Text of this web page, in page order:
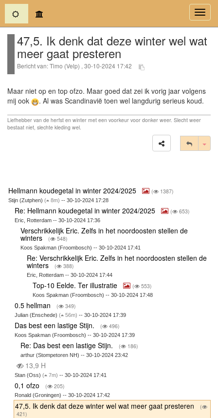
(current)
47,5. Ik denk dat deze winter wel wat
meer gaat presteren
Bericht van: Timo (Velp) , 30-10-2024 17:42
Maar niet op en top ofzo. Maar goed dat zei ik vorig jaar volgens
mij ook
. Al was Scandinavië toen wel langdurig serieus koud.
Liefhebber van de herfst en winter met een voorkeur voor donker weer. Slecht weer
bestaat niet, slechte kleding wel.
Hellmann koudegetal in winter 2024/2025 ( 1387)
Stijn (Zutphen) ( 8m) -- 30-10-2024 17:28
Re: Hellmann koudegetal in winter 2024/2025 ( 653)
Eric, Rotterdam -- 30-10-2024 17:36
Verschrikkelijk Eric. Zelfs in het noordoosten stellen de
winters ( 548)
Koos Spakman (Froombosch) -- 30-10-2024 17:41
Re: Verschrikkelijk Eric. Zelfs in het noordoosten stellen de
winters ( 388)
Eric, Rotterdam -- 30-10-2024 17:44
Top-10 Eelde. Ter illustratie ( 553)
Koos Spakman (Froombosch) -- 30-10-2024 17:48
0.5 hellman ( 349)
Julian (Enschede) ( 56m) -- 30-10-2024 17:39
Das best een lastige Stijn. ( 496)
Koos Spakman (Froombosch) -- 30-10-2024 17:39
Re: Das best een lastige Stijn. ( 186)
arthur (Stompetoren NH) -- 30-10-2024 23:42
13,9 H
Stan (Oss) ( 7m) -- 30-10-2024 17:41
0,1 ofzo ( 205)
Ronald (Groningen) -- 30-10-2024 17:42
47,5. Ik denk dat deze winter wel wat meer gaat presteren
(
421)